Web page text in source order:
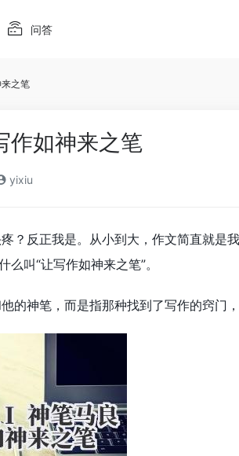
问答
之笔
作如神来之笔
yixiu
？反正我是。从小到大，作文简直就
叫“让写作如神来之笔”。
的神笔，而是指那种找到了写作的窍门